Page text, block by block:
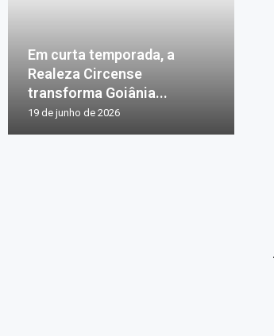
Em curta temporada, a
Realeza Circense
transforma Goiânia...
19 de junho de 2026